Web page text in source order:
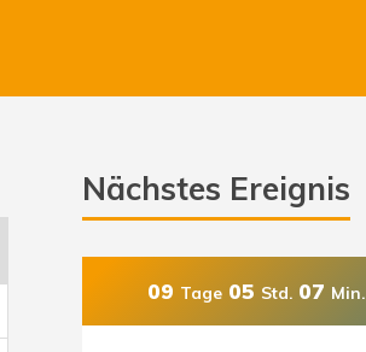
Nächstes Ereignis
09 Tage 05 Std. 07 Min.